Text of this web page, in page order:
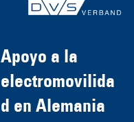
Apoyo a la
electromovilida
d en Alemania